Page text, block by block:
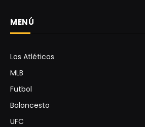
MENÚ
Los Atléticos
MLB
Futbol
Baloncesto
UFC